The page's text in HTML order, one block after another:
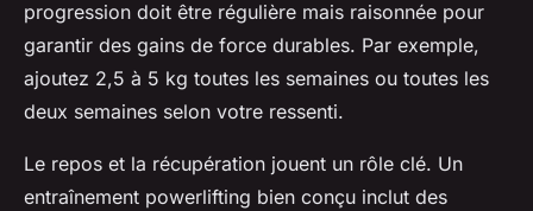
progression doit être régulière mais raisonnée pour
garantir des gains de force durables. Par exemple,
ajoutez 2,5 à 5 kg toutes les semaines ou toutes les
deux semaines selon votre ressenti.
Le repos et la récupération jouent un rôle clé. Un
entraînement powerlifting bien conçu inclut des